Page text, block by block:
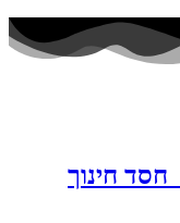
חסד חינוך